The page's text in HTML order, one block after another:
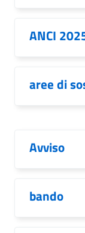
ANCI
aree di
Avviso
bando